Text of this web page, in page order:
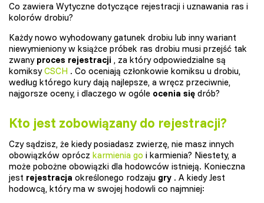
Co zawiera Wytyczne dotyczące rejestracji i uznawania ras i
kolorów drobiu?
Każdy nowo wyhodowany gatunek drobiu lub inny wariant
niewymieniony w książce próbek ras drobiu musi przejść tak
zwany proces rejestracji , za który odpowiedzialne są
komiksyCSCH . Co oceniają członkowie komiksu u drobiu,
według którego kury dają najlepsze, a wręcz przeciwnie,
najgorsze oceny, i dlaczego w ogóle ocenia się drób?
Kto jest zobowiązany do rejestracji?
Czy sądzisz, że kiedy posiadasz zwierzę, nie masz innych
obowiązków oprócz karmienia go i karmienia? Niestety, a
może pobożne obowiązki dla hodowców istnieją. Konieczna
jest rejestracja określonego rodzaju gry . A kiedy Jest
hodowcą, który ma w swojej hodowli co najmniej: